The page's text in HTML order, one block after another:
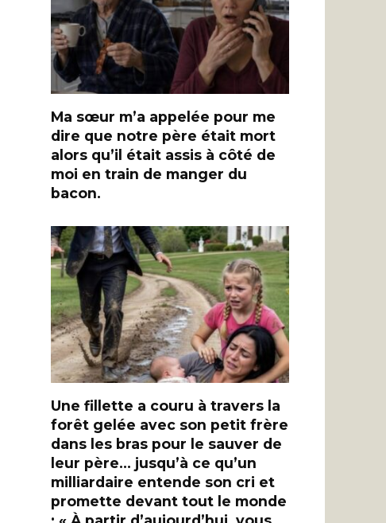
Ma sœur m’a appelée pour me
dire que notre père était mort
alors qu’il était assis à côté de
moi en train de manger du
bacon.
Une fillette a couru à travers la
forêt gelée avec son petit frère
dans les bras pour le sauver de
leur père… jusqu’à ce qu’un
milliardaire entende son cri et
promette devant tout le monde